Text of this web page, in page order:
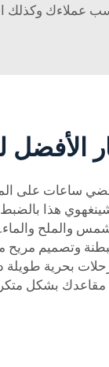
عملاءك
ساعات على
هذا
والملح
وتصميم مريح
بحرية
مقاعدك بشكل